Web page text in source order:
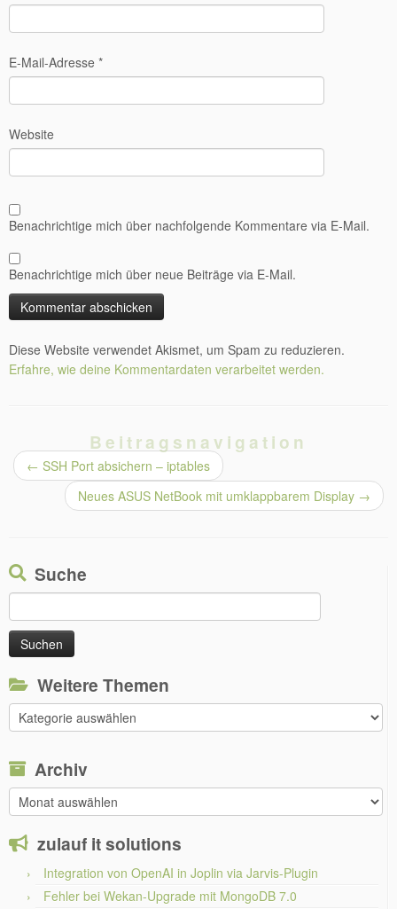
E-Mail-Adresse *
Website
Benachrichtige mich über nachfolgende Kommentare via E-Mail.
Benachrichtige mich über neue Beiträge via E-Mail.
Diese Website verwendet Akismet, um Spam zu reduzieren.
Erfahre, wie deine Kommentardaten verarbeitet werden.
Beitragsnavigation
← SSH Port absichern – iptables
Neues ASUS NetBook mit umklappbarem Display →
Suche
nach:
Weitere Themen
Weitere
Themen
Archiv
Archiv
zulauf it solutions
Integration von OpenAI in Joplin via Jarvis-Plugin
Fehler bei Wekan-Upgrade mit MongoDB 7.0